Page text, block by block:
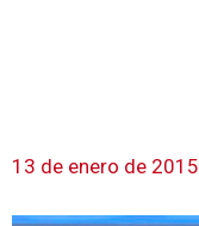
13 de enero de 2015